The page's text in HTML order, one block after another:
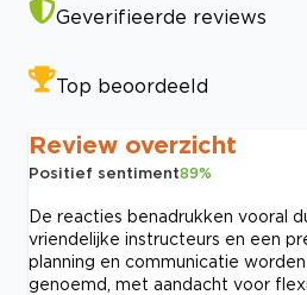
Geverifieerde reviews
Top beoordeeld
Review overzicht
Positief sentiment89%
De reacties benadrukken vooral
vriendelijke instructeurs en een
planning en communicatie
genoemd, met aandacht voor